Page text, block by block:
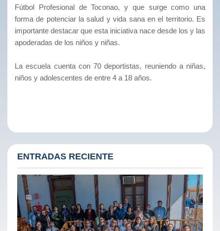
Fútbol Profesional de Toconao, y que surge como una
forma de potenciar la salud y vida sana en el territorio. Es
importante destacar que esta iniciativa nace desde los y las
apoderadas de los niños y niñas.
La escuela cuenta con 70 deportistas, reuniendo a niñas,
niños y adolescentes de entre 4 a 18 años.
ENTRADAS RECIENTE